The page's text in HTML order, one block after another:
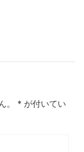
。 * が付いてい